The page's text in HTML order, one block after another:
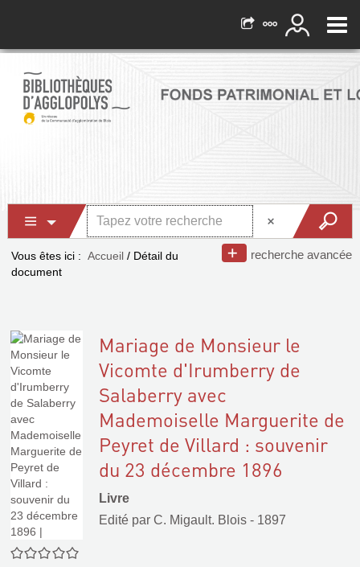
recherche avancée
Vous êtes ici : Accueil / Détail du
document
0/5
Mariage de Monsieur le
Vicomte d'Irumberry de
Salaberry avec
Mademoiselle Marguerite de
Peyret de Villard : souvenir
du 23 décembre 1896
Livre
Edité par C. Migault. Blois - 1897